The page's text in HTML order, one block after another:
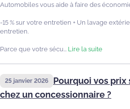
Automobiles vous aide à faire des
-15 % sur votre entretien + Un lavage
entretien.
Parce que votre sécu... Lire la suite
25 janvier 2026
Pourquoi vos
chez un concessionnaire ?